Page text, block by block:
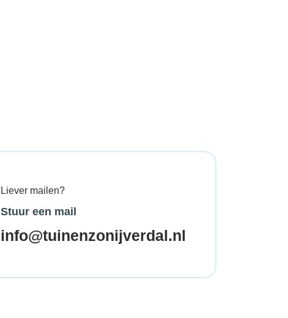
Liever mailen?
Stuur een mail
info@tuinenzonijverdal.nl